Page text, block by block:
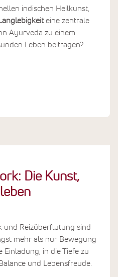
indischen Heilkunst,
eine zentrale
Ayurveda zu einem
Leben beitragen?
Die Kunst,
und Reizüberflutung sind
mehr als nur Bewegung
Einladung, in die Tiefe zu
und Lebensfreude.